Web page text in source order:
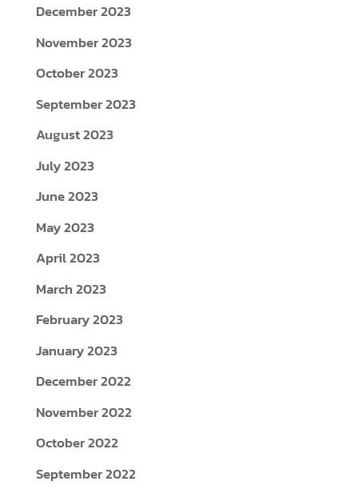
December 2023
November 2023
October 2023
September 2023
August 2023
July 2023
June 2023
May 2023
April 2023
March 2023
February 2023
January 2023
December 2022
November 2022
October 2022
September 2022